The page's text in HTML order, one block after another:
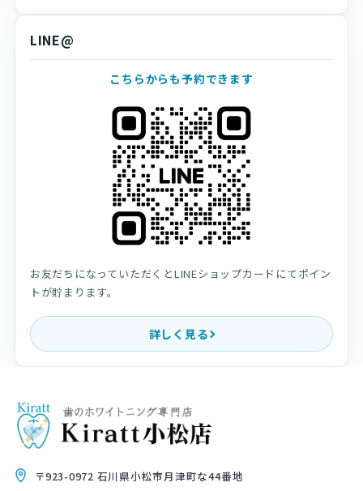
LINE@
こちらからも予約できます
お友だちになっていただくとLINEショップカードにてポイン
トが貯まります。
詳しく見る
〒923-0972 石川県小松市月津町な44番地